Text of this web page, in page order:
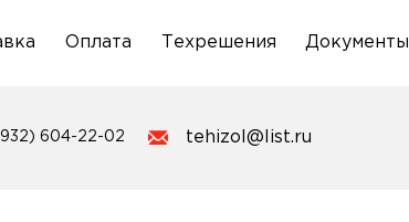
Оплата Техрешения Документы
604-22-02 tehizol@list.ru